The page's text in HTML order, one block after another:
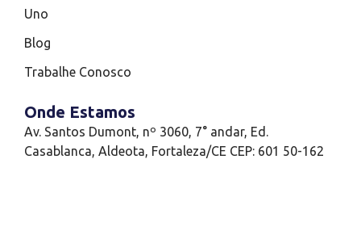
Uno
Blog
Trabalhe Conosco
Onde Estamos
Av. Santos Dumont, nº 3060, 7° andar, Ed.
Casablanca, Aldeota, Fortaleza/CE CEP: 601 50-162